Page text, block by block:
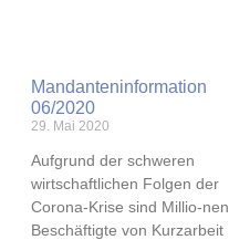
Mandanteninformation
06/2020
29. Mai 2020
Aufgrund der schweren
wirtschaftlichen Folgen der
Corona-Krise sind Millio-nen
Beschäftigte von Kurzarbeit